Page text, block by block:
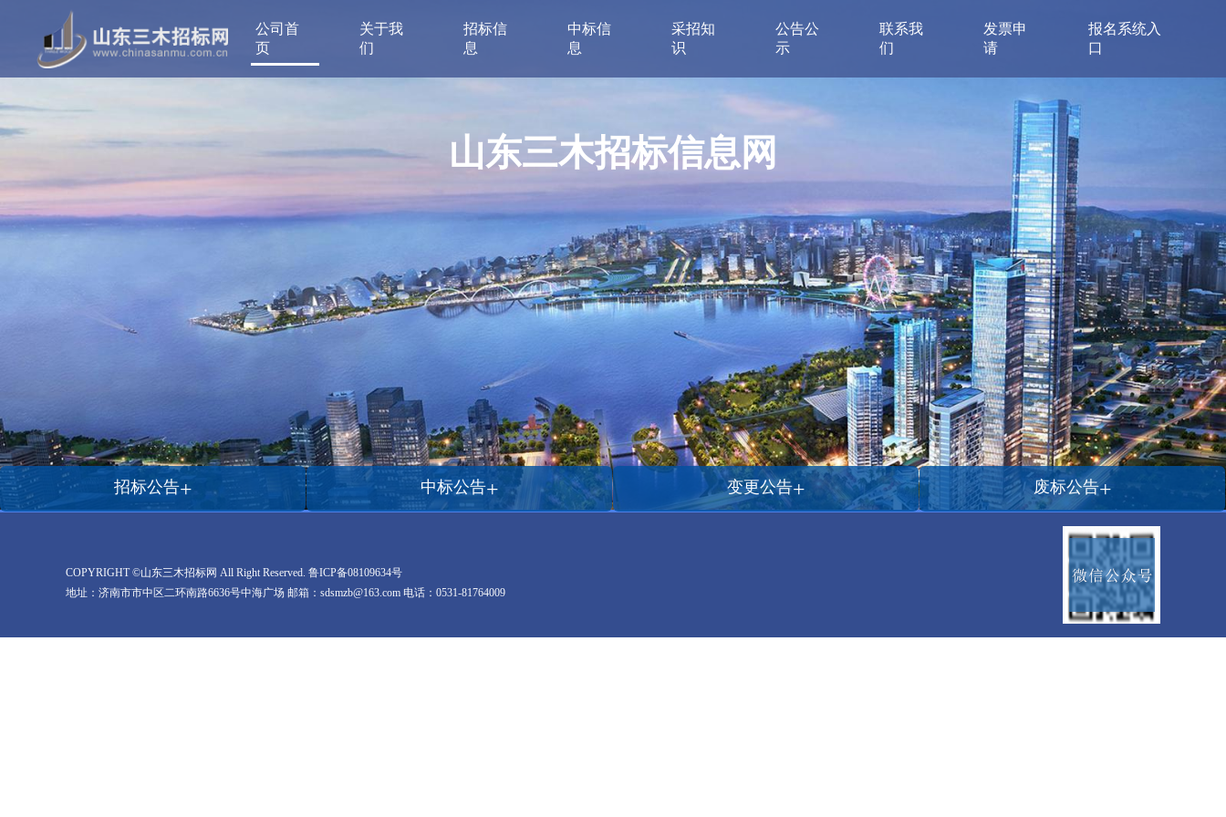
公司首
页
关于我
们
招标信
息
中标信
息
采招知
识
公告公
示
联系我
们
发票申
请
报名系统入
口
山东三木招标信息网
招标公告+ 中标公告+ 变更公告+ 废标公告+
COPYRIGHT ©山东三木招标网 All Right Reserved. 鲁ICP备08109634号
地址：济南市市中区二环南路6636号中海广场 邮箱：sdsmzb@163.com 电话：0531-81764009